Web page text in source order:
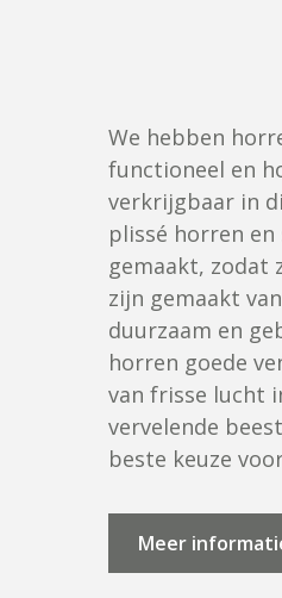
We hebben
functioneel en
verkrijgbaar in
plissé horren
gemaakt, zodat
zijn gemaakt
duurzaam en
horren goede
van frisse lucht
vervelende
beste keuze
Meer